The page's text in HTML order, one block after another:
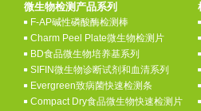
微生物检测产品系列
F-AP碱性磷酸酶检测棒
Charm Peel Plate微生物检测片
BD食品微生物培养基系列
SIFIN微生物诊断试剂和血清系列
Evergreen致病菌快速检测条
Compact Dry食品微生物快速检测片